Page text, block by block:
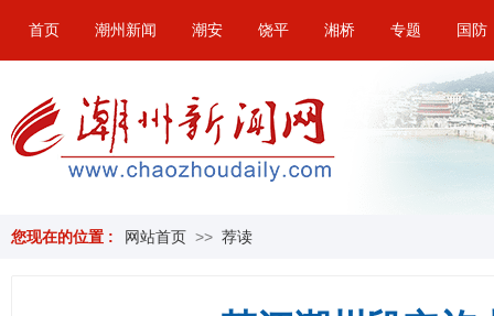
首页 潮州新闻 潮安 饶平 湘桥 专题 国防
您现在的位置 : 网站首页 >> 荐读